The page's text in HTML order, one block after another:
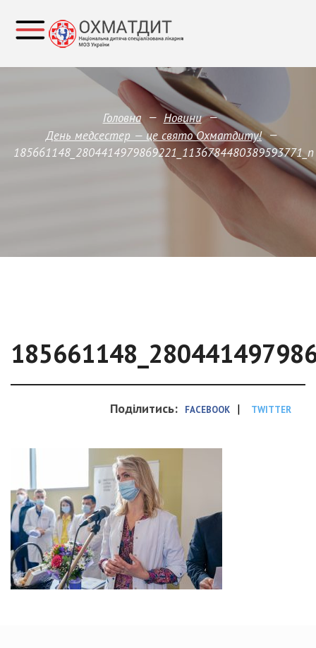
Головна — Новини —
День медсестер — це свято Охматдиту! —
185661148_2804414979869221_1136784480389593771_n
Поділитись: FACEBOOK | TWITTER